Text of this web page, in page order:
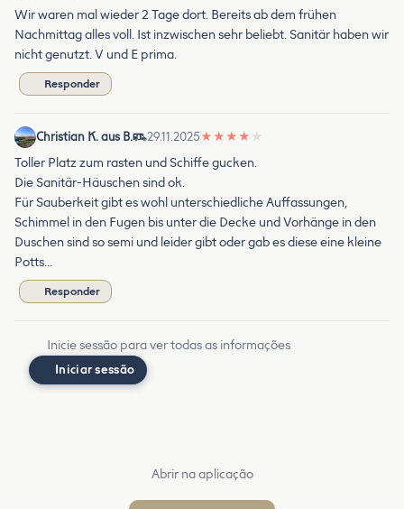
Wir waren mal wieder 2 Tage dort. Bereits ab dem frühen
Nachmittag alles voll. Ist inzwischen sehr beliebt. Sanitär haben wir
nicht genutzt. V und E prima.
Responder
Christian K. aus B. 29.11.2025★ ★ ★ ★ ★
Toller Platz zum rasten und Schiffe gucken.
Die Sanitär-Häuschen sind ok.
Für Sauberkeit gibt es wohl unterschiedliche Auffassungen,
Schimmel in den Fugen bis unter die Decke und Vorhänge in den
Duschen sind so semi und leider gibt oder gab es diese eine kleine
Potts…
Responder
Inicie sessão para ver todas as informações
Iniciar sessão
Abrir na aplicação